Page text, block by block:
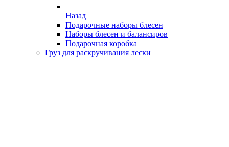
Назад
Подарочные наборы блесен
Наборы блесен и балансиров
Подарочная коробка
Груз для раскручивания лески